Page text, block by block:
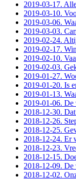
2019-03-17.
2019-03-10.
2019-03-06.
2019-03-03.
2019-02-24.
2019-02-17.
2019-02-10.
2019-02-03.
2019-01-27.
2019-01-20. Is
2019-01-13.
2019-01-06. De
2018-12-30.
2018-12-26.
2018-12-25.
2018-12-24. Er
2018-12-23.
2018-12-15.
2018-12-09. De
2018-12-02.